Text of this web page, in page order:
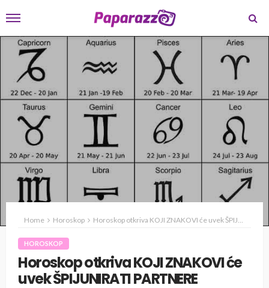
Home Horoskop Horoskop otkriva KOJI ZNAKOVI će uvek ŠPIJUNIRATI PARTNERE
HOROSKOP
Horoskop otkriva KOJI ZNAKOVI će
uvek ŠPIJUNIRATI PARTNERE